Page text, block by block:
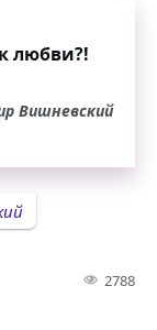
любви?!
Вишневский
2788